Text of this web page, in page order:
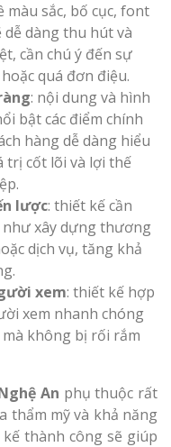
sắc, bố cục, font
dễ dàng thu hút và
cần chú ý đến sự
quá đơn điệu.
: nội dung và hình
bật các điểm chính
hàng dễ dàng hiểu
trị cốt lõi và lợi thế
lược: thiết kế cần
xây dựng thương
dịch vụ, tăng khả
xem: thiết kế hợp
xem nhanh chóng
không bị rối rắm
An phụ thuộc rất
thẩm mỹ và khả năng
thành công sẽ giúp